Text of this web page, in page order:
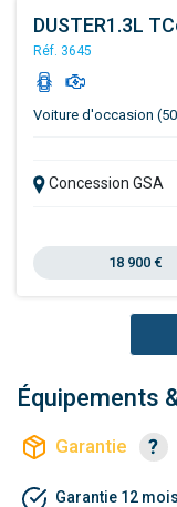
Équipements
Garantie
Garantie 12 mois
DUSTER1.3L
Réf. 3645
Voiture d'occasion
Concession GSA
18 900 €